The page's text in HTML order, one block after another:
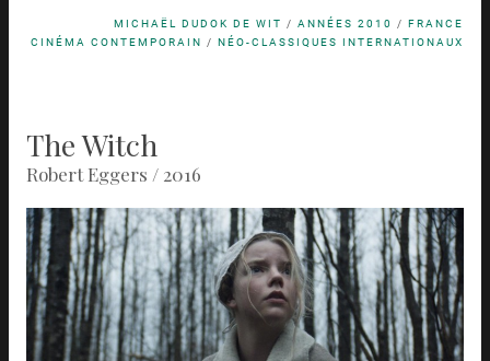
MICHAËL DUDOK DE WIT /ANNÉES 2010 /FRANCE
CINÉMA CONTEMPORAIN /NÉO-CLASSIQUES INTERNATIONAUX
The Witch
Robert Eggers / 2016